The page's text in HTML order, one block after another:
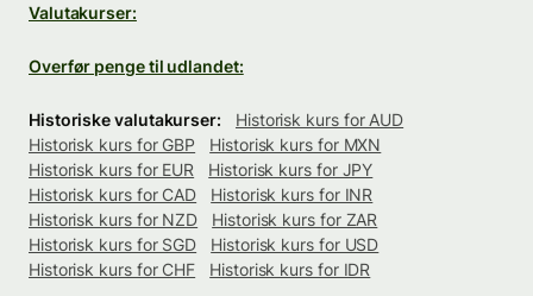
Valutakurser:
Overfør penge til udlandet:
Historiske valutakurser:
Historisk kurs for AUD
Historisk kurs for GBP
Historisk kurs for MXN
Historisk kurs for EUR
Historisk kurs for JPY
Historisk kurs for CAD
Historisk kurs for INR
Historisk kurs for NZD
Historisk kurs for ZAR
Historisk kurs for SGD
Historisk kurs for USD
Historisk kurs for CHF
Historisk kurs for IDR